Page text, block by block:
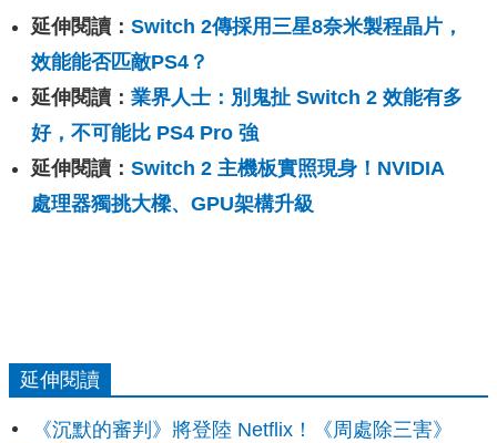
延伸閱讀： Switch 2傳採用三星8奈米製程晶片，
效能能否匹敵PS4？
延伸閱讀： 業界人士：別鬼扯 Switch 2 效能有多
好，不可能比 PS4 Pro 強
延伸閱讀： Switch 2 主機板實照現身！NVIDIA
處理器獨挑大樑、GPU架構升級
延伸閱讀
《沉默的審判》將登陸 Netflix！《周處除三害》